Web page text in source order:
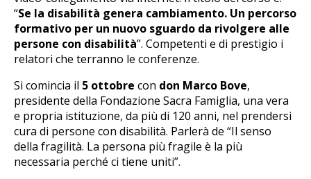
“Se la disabilità genera cambiamento. Un percorso
formativo per un nuovo sguardo da rivolgere alle
persone con disabilità”. Competenti e di prestigio i
relatori che terranno le conferenze.
Si comincia il 5 ottobre con don Marco Bove,
presidente della Fondazione Sacra Famiglia, una vera
e propria istituzione, da più di 120 anni, nel prendersi
cura di persone con disabilità. Parlerà de “Il senso
della fragilità. La persona più fragile è la più
necessaria perché ci tiene uniti”.